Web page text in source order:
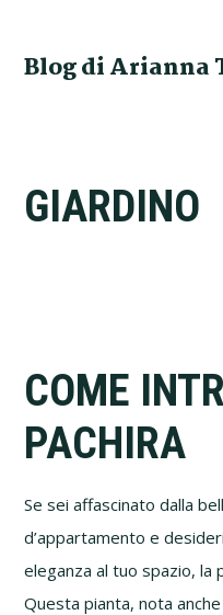
primary
main
primary
footer
Blog di Arianna
GIARDINO
COME
PACHIRA
Se sei affascinato dalla
d’appartamento e
eleganza al tuo spazio, la
Questa pianta, nota